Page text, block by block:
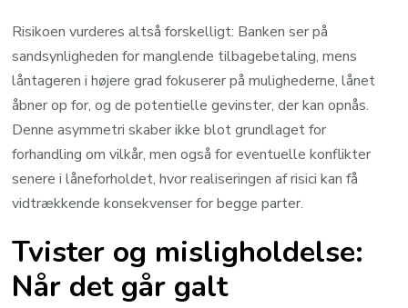
Risikoen vurderes altså forskelligt: Banken ser på
sandsynligheden for manglende tilbagebetaling, mens
låntageren i højere grad fokuserer på mulighederne, lånet
åbner op for, og de potentielle gevinster, der kan opnås.
Denne asymmetri skaber ikke blot grundlaget for
forhandling om vilkår, men også for eventuelle konflikter
senere i låneforholdet, hvor realiseringen af risici kan få
vidtrækkende konsekvenser for begge parter.
Tvister og misligholdelse:
Når det går galt